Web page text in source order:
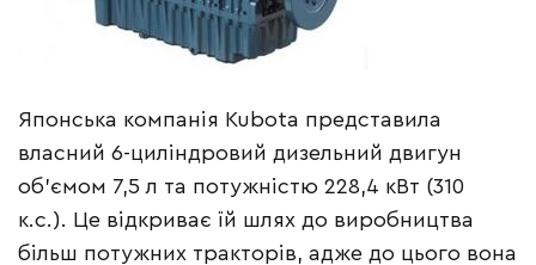
Японська компанія Kubota представила
власний 6-циліндровий дизельний двигун
об’ємом 7,5 л та потужністю 228,4 кВт (310
к.с.). Це відкриває їй шлях до виробництва
більш потужних тракторів, адже до цього вона